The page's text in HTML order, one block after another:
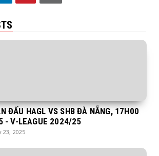
ĐẤU HAGL VS SHB ĐÀ NẴNG, 17H00
- V-LEAGUE 2024/25
23, 2025